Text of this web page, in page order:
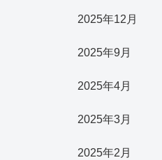
2025年12月
2025年9月
2025年4月
2025年3月
2025年2月